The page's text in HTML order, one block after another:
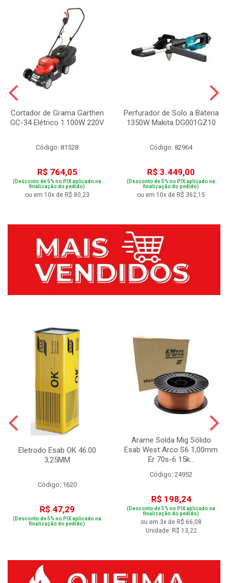
Cortador de Grama Garthen
GC-34 Elétrico 1.100W 220V
Código: 81528
R$ 764,05
(Desconto de 5% no PIX aplicado na
finalização do pedido)
ou em 10x de R$ 80,23
Perfurador de Solo a Bateria
1350W Makita DG001GZ10
Código: 82964
R$ 3.449,00
(Desconto de 5% no PIX aplicado na
finalização do pedido)
ou em 10x de R$ 362,15
Eletrodo Esab OK 46.00
3,25MM
Código: 1620
R$ 47,29
(Desconto de 5% no PIX aplicado na
finalização do pedido)
Arame Solda Mig Sólido
Esab West Arco S6 1,00mm
Er 70s-6 15k...
Código: 24952
R$ 198,24
(Desconto de 5% no PIX aplicado na
finalização do pedido)
ou em 3x de R$ 66,08
Unidade: R$ 13,22